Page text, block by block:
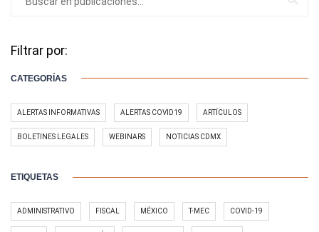
Filtrar por:
CATEGORÍAS
ALERTAS INFORMATIVAS ALERTAS COVID19 ARTÍCULOS
BOLETINES LEGALES WEBINARS NOTICIAS CDMX
ETIQUETAS
ADMINISTRATIVO FISCAL MÉXICO T-MEC COVID-19